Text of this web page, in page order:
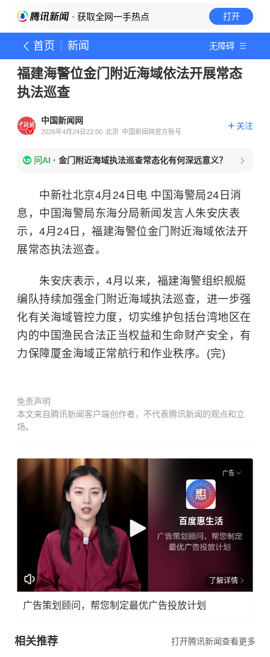
· 获取全网一手热点 打开
首页 新闻 无障碍
福建海警位金门附近海域依法开展常态
执法巡查
中国新闻网
2026年4月24日22:00 北京 中国新闻网官方账号
关注
问AI · 金门附近海域执法巡查常态化有何深远意义？
中新社北京4月24日电 中国海警局24日消
息，中国海警局东海分局新闻发言人朱安庆表
示，4月24日，福建海警位金门附近海域依法开
展常态执法巡查。
朱安庆表示，4月以来，福建海警组织舰艇
编队持续加强金门附近海域执法巡查，进一步强
化有关海域管控力度，切实维护包括台湾地区在
内的中国渔民合法正当权益和生命财产安全，有
力保障厦金海域正常航行和作业秩序。(完)
免责声明
本文来自腾讯新闻客户端创作者，不代表腾讯新闻的观点和立
场。
广告
了解详情
广告策划顾问，帮您制定最优广告投放计划
相关推荐 打开腾讯新闻查看更多